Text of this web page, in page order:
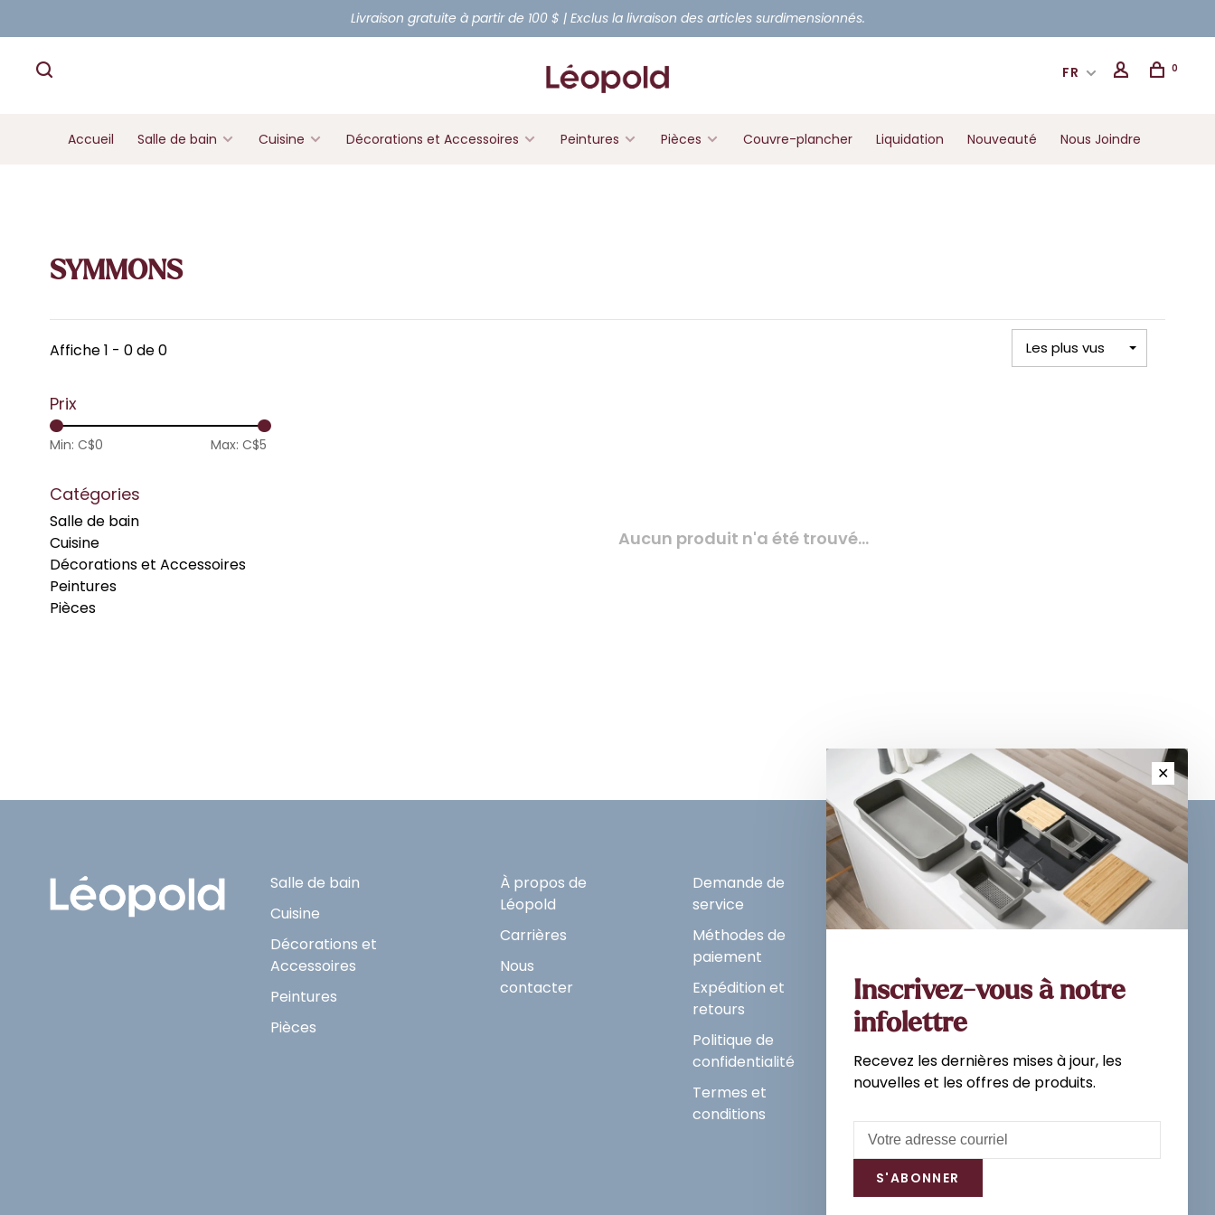
Livraison gratuite à partir de 100 $ | Exclus la livraison des articles surdimensionnés.
FR 0
Accueil Salle de bain Cuisine Décorations et Accessoires Peintures Pièces Couvre-plancher Liquidation Nouveauté Nous Joindre
SYMMONS
Affiche 1 - 0 de 0 Les plus vus
Prix
Min: C$0 Max: C$5
Catégories
Salle de bain
Cuisine
Décorations et Accessoires
Peintures
Pièces
Aucun produit n'a été trouvé...
Salle de bain
Cuisine
Décorations et
Accessoires
Peintures
Pièces
À propos de
Léopold
Carrières
Nous
contacter
Demande de
service
Méthodes de
paiement
Expédition et
retours
Politique de
confidentialité
Termes et
conditions
Inscrivez-vous à notre
newsletter et recevez les
dernières mises à jour, les
S'abonner
notre politique de confidentialité.
✕
Inscrivez-vous à notre
infolettre
Recevez les dernières mises à jour, les
nouvelles et les offres de produits.
S'ABONNER